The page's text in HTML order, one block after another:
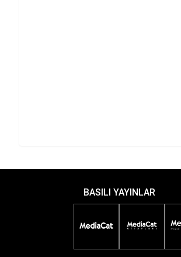
BASILI YAYINLAR